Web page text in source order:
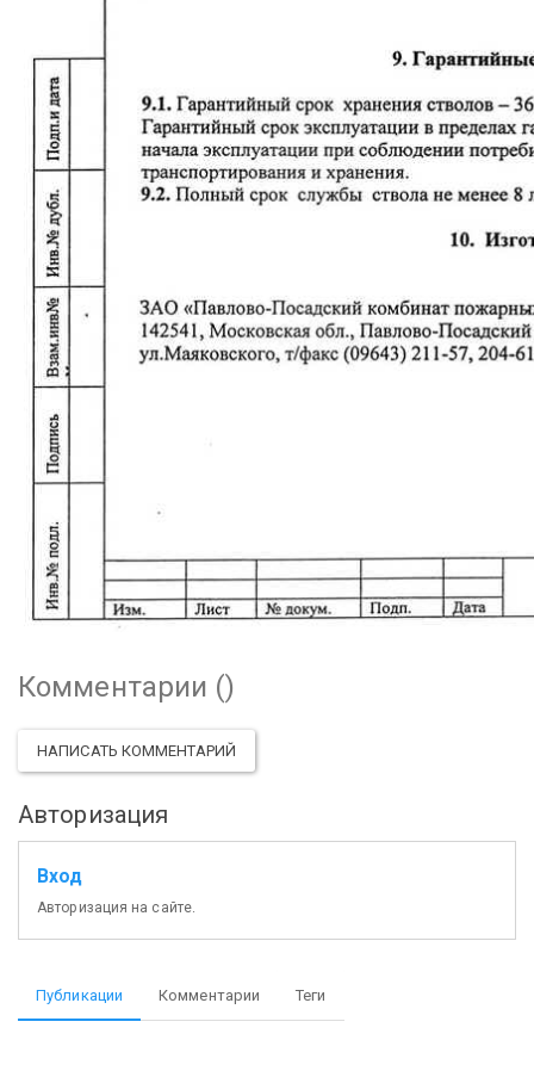
Комментарии ()
НАПИСАТЬ КОММЕНТАРИЙ
Авторизация
Вход
Авторизация на сайте.
Публикации Комментарии Теги